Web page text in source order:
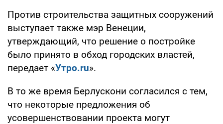
Против строительства защитных сооружений
выступает также мэр Венеции,
утверждающий, что решение о постройке
было принято в обход городских властей,
передает «Утро.ru».
В то же время Берлускони согласился с тем,
что некоторые предложения об
усовершенствовании проекта могут